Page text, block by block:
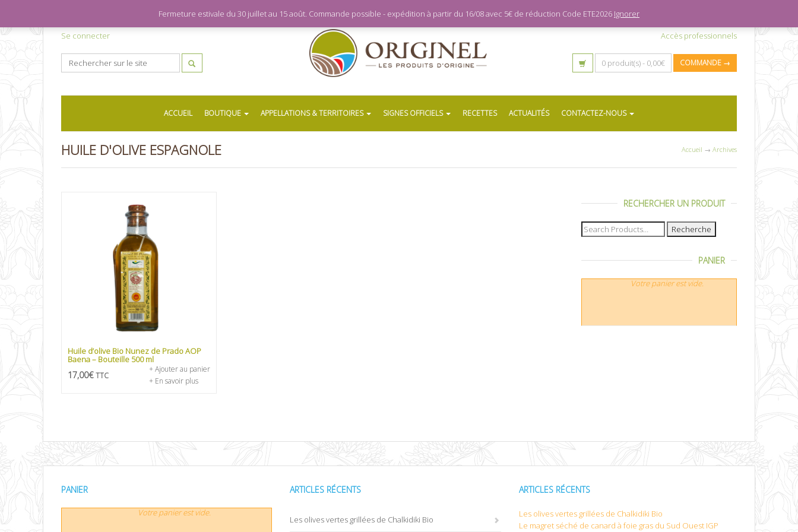
Se connecter Accès professionnels
0 produit(s) - 0,00€ COMMANDE →
ACCUEIL BOUTIQUE APPELLATIONS & TERRITOIRES SIGNES OFFICIELS RECETTES ACTUALITÉS CONTACTEZ-NOUS
HUILE D'OLIVE ESPAGNOLE Accueil → Archives
Huile d’olive Bio Nunez de Prado AOP
Baena – Bouteille 500 ml
17,00€ TTC
+ Ajouter au panier
+ En savoir plus
RECHERCHER UN PRODUIT
Recherche
pour :
PANIER
Votre panier est vide.
PANIER
Votre panier est vide.
ARTICLES RÉCENTS
Les olives vertes grillées de Chalkidiki Bio
ARTICLES RÉCENTS
Les olives vertes grillées de Chalkidiki Bio
Le magret séché de canard à foie gras du Sud Ouest IGP
Fermeture estivale du 30 juillet au 15 août. Commande possible - expédition à partir du 16/08 avec 5€ de réduction Code ETE2026 Ignorer